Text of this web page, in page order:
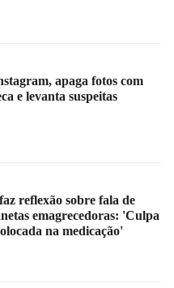
apaga fotos com
e levanta suspeitas
reflexão sobre fala de
emagrecedoras: 'Culpa
na medicação'